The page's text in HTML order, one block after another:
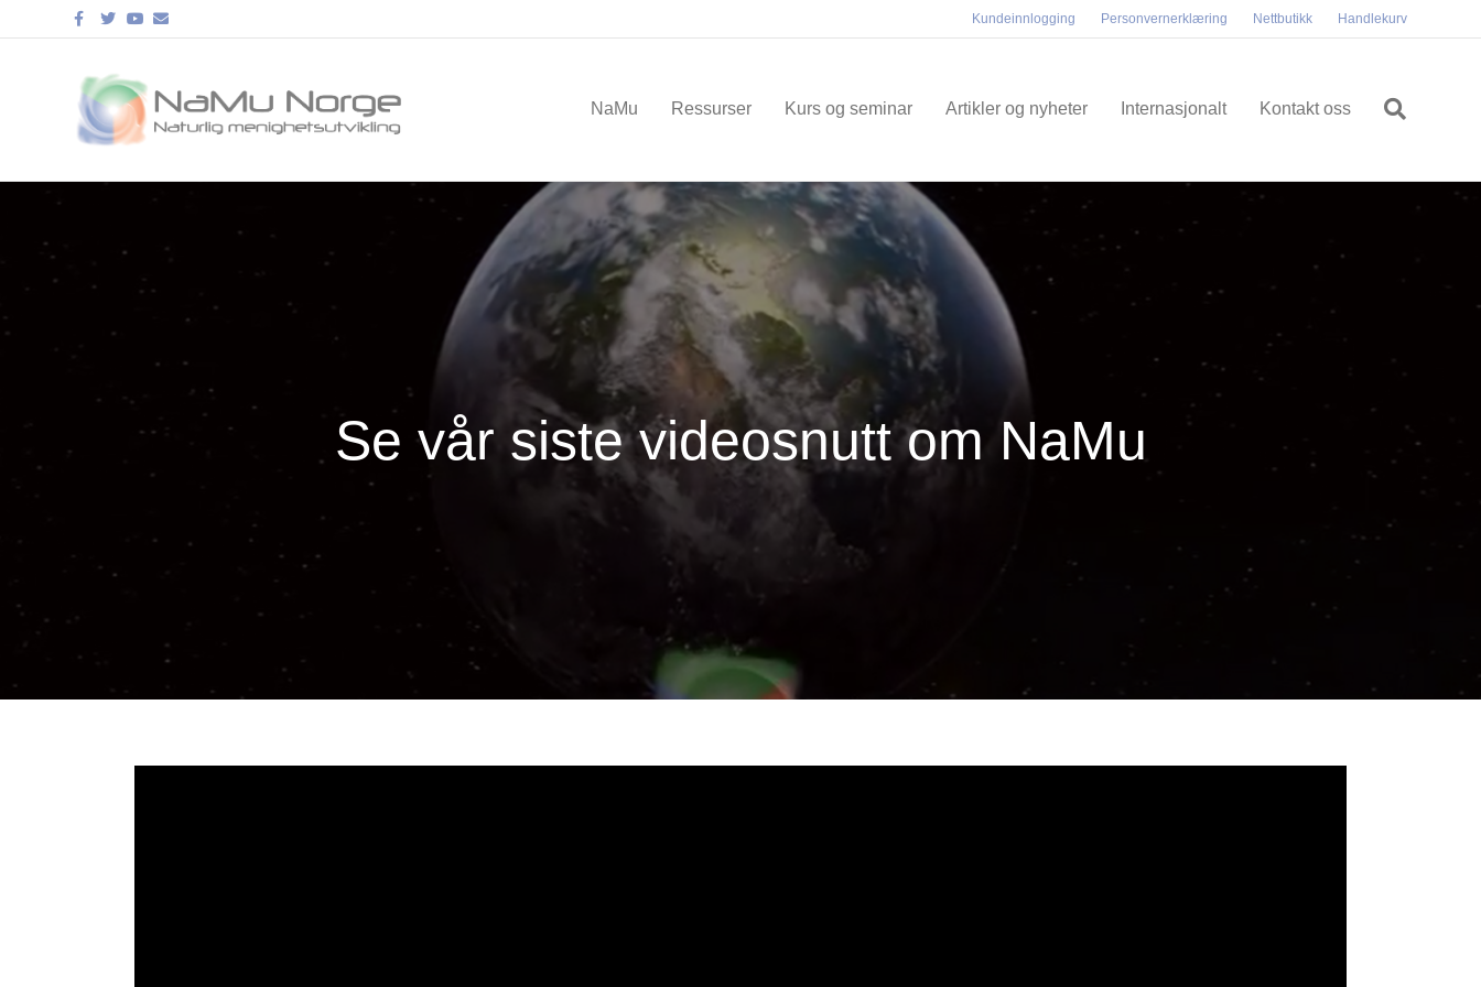
Facebook
TwitterYoutube
Email Kundeinnlogging Personvernerklæring Nettbutikk Handlekurv
NaMu Ressurser Kurs og seminar Artikler og nyheter Internasjonalt Kontakt oss
Se vår siste videosnutt om NaMu